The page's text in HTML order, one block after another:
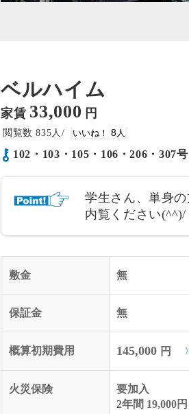
ベルハイム
家賃 33,000 円
835 8
102・103・105・106・206・307
学生さん、単身
内覧ください
敷金 無
保証金 無
概算初期費用 145,000 円
火災保険
要加入
2年間 19,000円